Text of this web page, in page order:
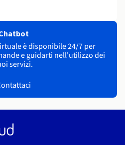
è disponibile 24/7 per
e guidarti nell'utilizzo dei
servizi.